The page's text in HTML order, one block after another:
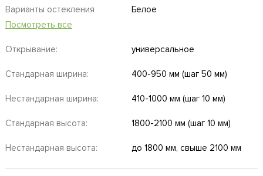
Варианты остекления
Посмотреть все
Белое
Открывание: универсальное
Стандарная ширина: 400-950 мм (шаг 50 мм)
Нестандарная ширина: 410-1000 мм (шаг 10 мм)
Стандарная высота: 1800-2100 мм (шаг 10 мм)
Нестандарная высота: до 1800 мм, свыше 2100 мм